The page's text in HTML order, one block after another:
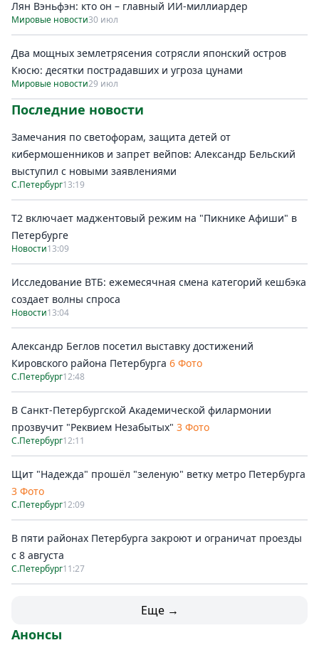
Лян Вэньфэн: кто он – главный ИИ-миллиардер
Мировые новости30 июл
Два мощных землетрясения сотрясли японский остров
Кюсю: десятки пострадавших и угроза цунами
Мировые новости29 июл
Последние новости
Замечания по светофорам, защита детей от
кибермошенников и запрет вейпов: Александр Бельский
выступил с новыми заявлениями
С.Петербург13:19
Т2 включает маджентовый режим на "Пикнике Афиши" в
Петербурге
Новости13:09
Исследование ВТБ: ежемесячная смена категорий кешбэка
создает волны спроса
Новости13:04
Александр Беглов посетил выставку достижений
Кировского района Петербурга 6 Фото
С.Петербург12:48
В Санкт-Петербургской Академической филармонии
прозвучит "Реквием Незабытых" 3 Фото
С.Петербург12:11
Щит "Надежда" прошёл "зеленую" ветку метро Петербурга
3 Фото
С.Петербург12:09
В пяти районах Петербурга закроют и ограничат проезды
с 8 августа
С.Петербург11:27
Еще →
Анонсы